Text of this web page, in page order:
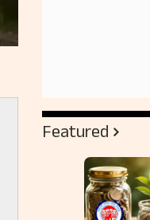
Featured